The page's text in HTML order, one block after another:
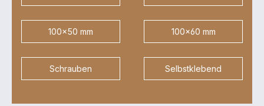
100x50 mm 100x60 mm
Schrauben Selbstklebend